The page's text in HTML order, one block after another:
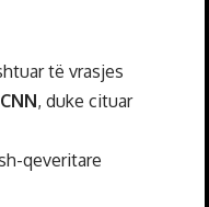
të vrasjes
CNN, duke cituar
qeveritare